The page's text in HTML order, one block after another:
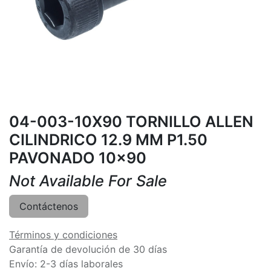
04-003-10X90 TORNILLO ALLEN
CILINDRICO 12.9 MM P1.50
PAVONADO 10x90
Not Available For Sale
Contáctenos
Términos y condiciones
Garantía de devolución de 30 días
Envío: 2-3 días laborales